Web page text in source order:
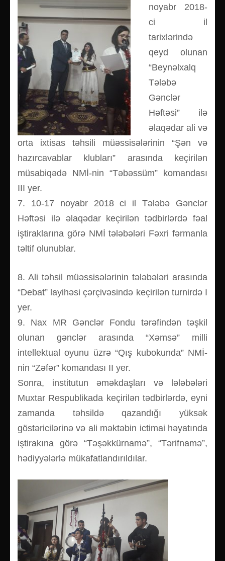
noyabr 2018-
ci il
tarixlərində
qeyd olunan
“Beynəlxalq
Tələbə
Gənclər
Həftəsi” ilə
əlaqədar ali və
orta ixtisas təhsili müəssisələrinin “Şən və
hazırcavablar klubları” arasında keçirilən
müsabiqədə NMİ-nin “Təbəssüm” komandası
III yer.
7. 10-17 noyabr 2018 ci il Tələbə Gənclər
Həftəsi ilə əlaqədar keçirilən tədbirlərdə fəal
iştiraklarına görə NMİ tələbələri Fəxri fərmanla
təltif olunublar.
8. Ali təhsil müəssisələrinin tələbələri arasında
“Debat” layihəsi çərçivəsində keçirilən turnirdə I
yer.
9. Nax MR Gənclər Fondu tərəfindən təşkil
olunan gənclər arasında “Xəmsə” milli
intellektual oyunu üzrə “Qış kubokunda” NMİ-
nin “Zəfər” komandası II yer.
Sonra, institutun əməkdaşları və lələbələri
Muxtar Respublikada keçirilən tədbirlərdə, eyni
zamanda təhsildə qazandığı yüksək
göstəricilərinə və ali məktəbin ictimai həyatında
iştirakına görə “Təşəkkürnamə”, “Tərifnamə”,
hədiyyələrlə mükafatlandırıldılar.